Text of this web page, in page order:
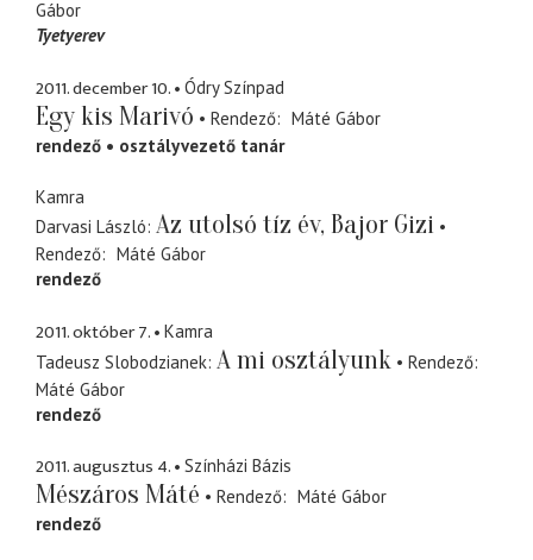
Gábor
Tyetyerev
2011. december 10. Ódry Színpad
Egy kis Marivó Rendező
Máté Gábor
rendező
osztályvezető tanár
Kamra
Darvasi László Az utolsó tíz év, Bajor Gizi
Rendező
Máté Gábor
rendező
2011. október 7.
Kamra
Tadeusz Slobodzianek A mi osztályunk
Rendező
Máté Gábor
rendező
2011. augusztus 4. Színházi Bázis
Mészáros Máté Rendező
Máté Gábor
rendező